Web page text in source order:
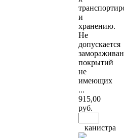
и
хранению.
Не
допускается
покрытий
не
имеющих
...
915,00
руб.
канистра